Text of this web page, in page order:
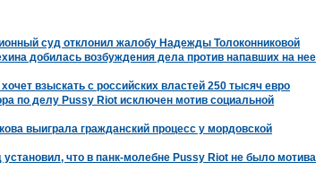
суд отклонил жалобу Надежды Толоконниковой
добилась возбуждения дела против напавших на нее
взыскать с российских властей 250 тысяч евро
по делу Pussy Riot исключен мотив социальной
выиграла гражданский процесс у мордовской
установил, что в панк-молебне Pussy Riot не было мотива